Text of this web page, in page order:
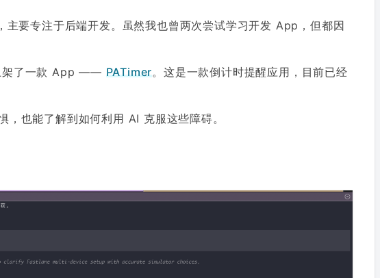
要专注于后端开发。虽然我也曾两次尝试学习开发 App，但都因
架了一款 App —— PATimer。这是一款倒计时提醒应用，目前已经
也能了解到如何利用 AI 克服这些障碍。